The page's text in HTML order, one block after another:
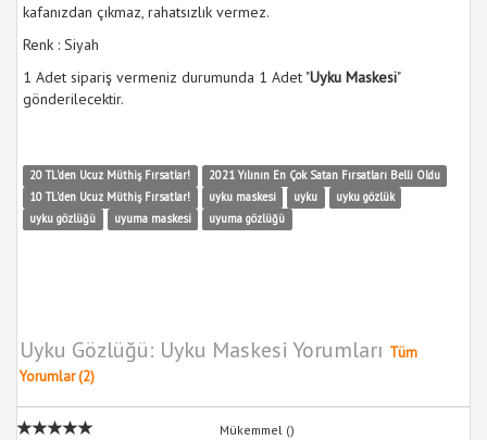
kafanızdan çıkmaz, rahatsızlık vermez.
Renk : Siyah
1 Adet sipariş vermeniz durumunda 1 Adet "Uyku Maskesi"
gönderilecektir.
20 TL'den Ucuz Müthiş Fırsatlar!
2021 Yılının En Çok Satan Fırsatları Belli Oldu
10 TL'den Ucuz Müthiş Fırsatlar!
uyku maskesi uyku
uyku gözlük
uyku gözlüğü
uyuma maskesi uyuma gözlüğü
Uyku Gözlüğü: Uyku Maskesi Yorumları Tüm
Yorumlar (2)
Mükemmel ()